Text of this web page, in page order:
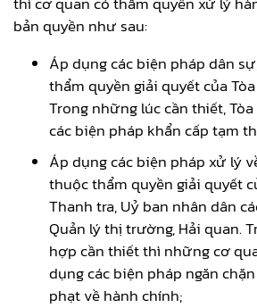
bản quyền như sau:
Áp dụng các biện pháp dân
thẩm quyền giải quyết của
Trong những lúc cần thiết,
các biện pháp khẩn cấp tạm
Áp dụng các biện pháp xử lý
thuộc thẩm quyền giải quyết
Thanh tra, Uỷ ban nhân dân
Quản lý thị trường, Hải quan.
hợp cần thiết thì những cơ
dụng các biện pháp ngăn
phạt về hành chính;